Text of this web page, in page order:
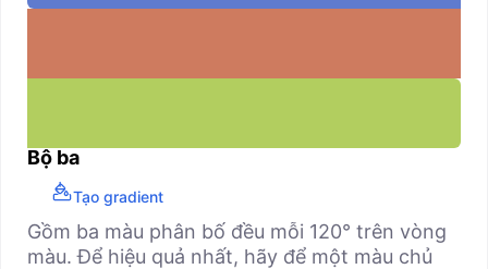
Bộ ba
Tạo gradient
Gồm ba màu phân bố đều mỗi 120° trên vòng
màu. Để hiệu quả nhất, hãy để một màu chủ